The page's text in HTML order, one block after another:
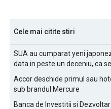
Cele mai citite stiri
SUA au cumparat yeni
data in peste un deceniu, ca
Accor deschide primul sau
sub brandul Mercure
Banca de Investitii si